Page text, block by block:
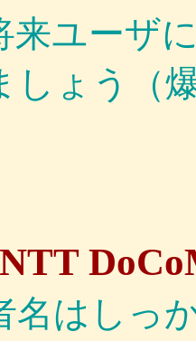
ユーザ
しょう（
はしっ